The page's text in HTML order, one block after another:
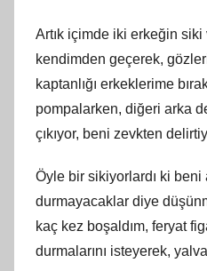
Artık içimde iki erkeğin siki
kendimden geçerek,
kaptanlığı erkeklerime
pompalarken, diğeri arka
çıkıyor, beni zevkten
Öyle bir sikiyorlardı ki beni
durmayacaklar diye
kaç kez boşaldım, feryat
durmalarını isteyerek,